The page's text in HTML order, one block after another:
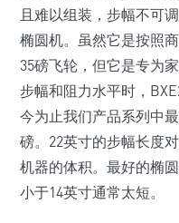
且难以组装，步幅不可
椭圆机。虽然它是按照
35磅飞轮，但它是专为
步幅和阻力水平时，
今为止我们产品系列中
磅。22英寸的步幅长度
机器的体积。最好的椭
小于14英寸通常太短。